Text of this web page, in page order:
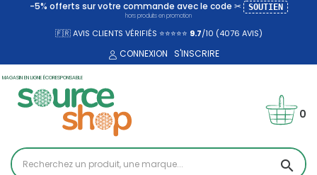
-5% offerts sur votre commande avec le code ✂ SOUTIEN
hors produits en promotion
🇫🇷 AVIS CLIENTS VÉRIFIÉS ⭐⭐⭐⭐⭐ 9.7/10 (4076 AVIS)
CONNEXION S'INSCRIRE
MAGASIN EN LIGNE ÉCORESPONSABLE
search
0